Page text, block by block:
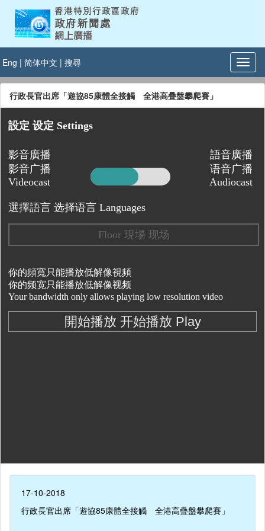
Eng | 简体中文 | 搜尋
行政長官出席「遊協85康體全接觸 全港高疊盤攀爬賽」
17-10-2018
行政長官出席「遊協85康體全接觸 全港高疊盤攀爬賽」